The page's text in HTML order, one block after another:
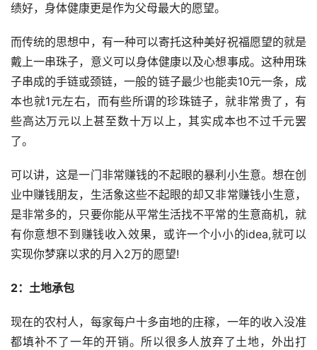
绩好，身体健康更是作为父母最大的愿望。
而传统的思想中，有一种可以寄托这种美好祝福愿望的就是
戴上一串珠子，意义可以身体健康以及心想事成。这种用珠
子串成的手链或颈链，一般的链子最少也能卖10元一条，成
本也就1元左右，而有些所谓的珍珠链子，就非常贵了，有
些高达万元以上甚至数十万以上，其实成本也不过千元罢
了。
可以讲，这是一门非常赚钱的不起眼的暴利小生意。想在创
业中赚钱朋友，生活象这些不起眼的却又非常赚钱小生意，
是非常多的，只要你能从平常生活找不平常的生意商机，就
有你意想不到赚钱收入效果，或许一个小小的idea,就可以
实现你梦寐以求的月入2万的愿望!
2：土地承包
现在的农村人，每家每户十多亩地的庄稼，一年的收入没准
都填补不了一年的开销。所以很多人放弃了土地，外出打